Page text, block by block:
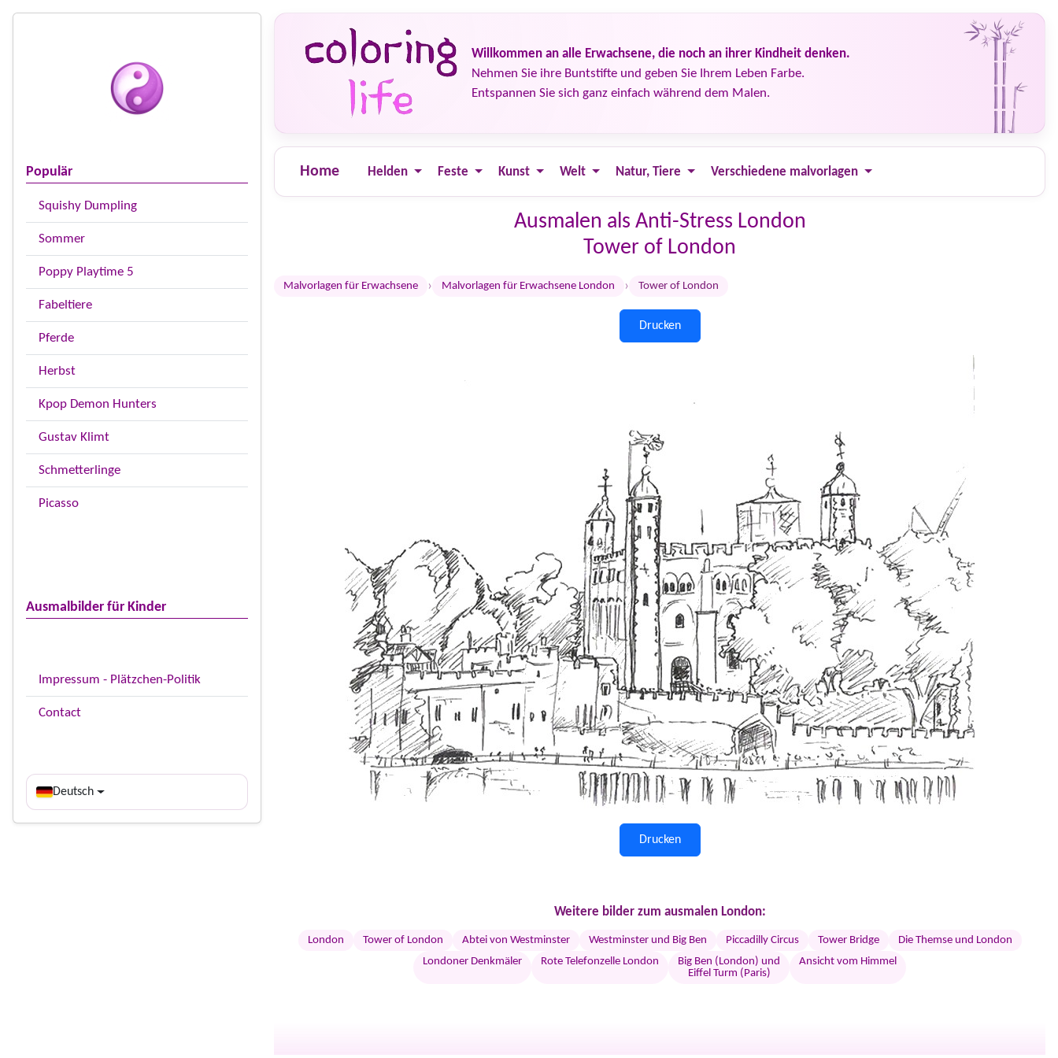
Populär
Squishy Dumpling
Sommer
Poppy Playtime 5
Fabeltiere
Pferde
Herbst
Kpop Demon Hunters
Gustav Klimt
Schmetterlinge
Picasso
Ausmalbilder für Kinder
Impressum - Plätzchen-Politik
Contact
Deutsch
Willkommen an alle Erwachsene, die noch an ihrer Kindheit denken.
Nehmen Sie ihre Buntstifte und geben Sie Ihrem Leben Farbe.
Entspannen Sie sich ganz einfach während dem Malen.
Home Helden Feste Kunst Welt Natur, Tiere Verschiedene malvorlagen
Ausmalen als Anti-Stress London
Tower of London
Malvorlagen für Erwachsene › Malvorlagen für Erwachsene London › Tower of London
Drucken
Drucken
Weitere bilder zum ausmalen London:
London Tower of London Abtei von Westminster Westminster und Big Ben Piccadilly Circus Tower Bridge
Die Themse und London
Londoner Denkmäler
Rote Telefonzelle London
Big Ben (London) und
Eiffel Turm (Paris)
Ansicht vom Himmel